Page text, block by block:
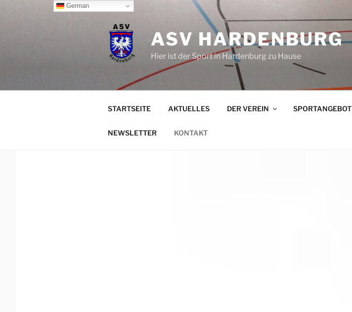
ASV HARDENBURG
Hier ist der Sport in Hardenburg zu Hause
STARTSEITE AKTUELLES DER VEREIN SPORTANGEBOT
NEWSLETTER KONTAKT
German